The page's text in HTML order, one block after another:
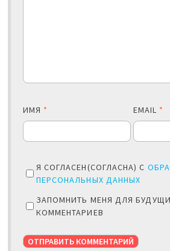
ИМЯ * EMAIL *
Я СОГЛАСЕН(СОГЛАСНА) С
ПЕРСОНАЛЬНЫХ ДАННЫХ
ЗАПОМНИТЬ МЕНЯ ДЛЯ
КОММЕНТАРИЕВ